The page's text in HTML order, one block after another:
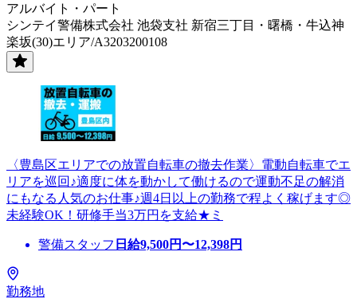
アルバイト・パート
シンテイ警備株式会社 池袋支社 新宿三丁目・曙橋・牛込神
楽坂(30)エリア/A3203200108
〈豊島区エリアでの放置自転車の撤去作業〉電動自転車でエ
リアを巡回♪適度に体を動かして働けるので運動不足の解消
にもなる人気のお仕事♪週4日以上の勤務で程よく稼げます◎
未経験OK！研修手当3万円を支給★ミ
警備スタッフ 日給9,500円〜12,398円
勤務地